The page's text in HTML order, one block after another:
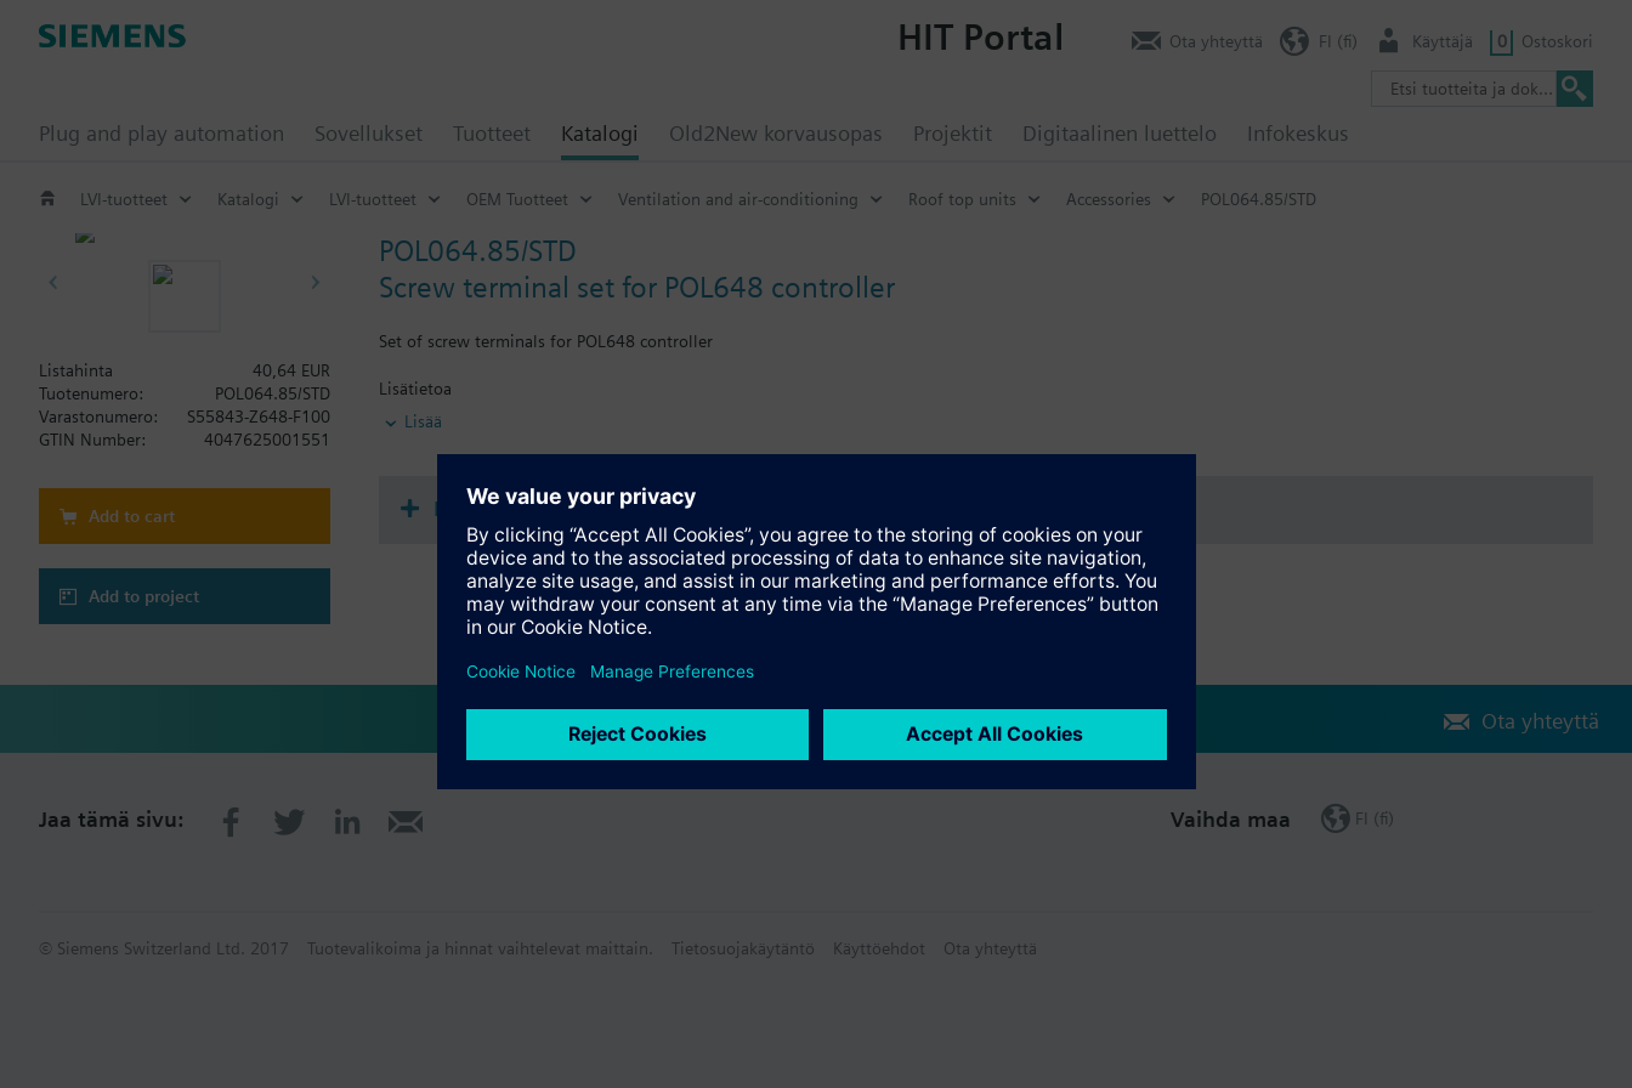
Plug and play automation Sovellukset Tuotteet Katalogi Old2New korvausopas Projektit Digitaalinen luettelo Infokeskus
HIT Portal Ota yhteyttä FI (fi) Käyttäjä 0 Ostoskori
LVI-tuotteet Katalogi LVI-tuotteet OEM Tuotteet Ventilation and air-conditioning Roof top units Accessories POL064.85/STD
POL064.85/STD
Screw terminal set for POL648 controller
Set of screw terminals for POL648 controller
Lisätietoa
Screw terminal set for POL648 controller
Lisää
Listahinta
40,64 EUR
Tuotenumero:
POL064.85/STD
Varastonumero:
S55843-Z648-F100
GTIN Number:
4047625001551
Add to cart
Add to project
Dokumentaatio
Ota yhteyttä
Jaa tämä sivu: Vaihda maa FI (fi)
© Siemens Switzerland Ltd. 2017 Tuotevalikoima ja hinnat vaihtelevat maittain. Tietosuojakäytäntö Käyttöehdot Ota yhteyttä